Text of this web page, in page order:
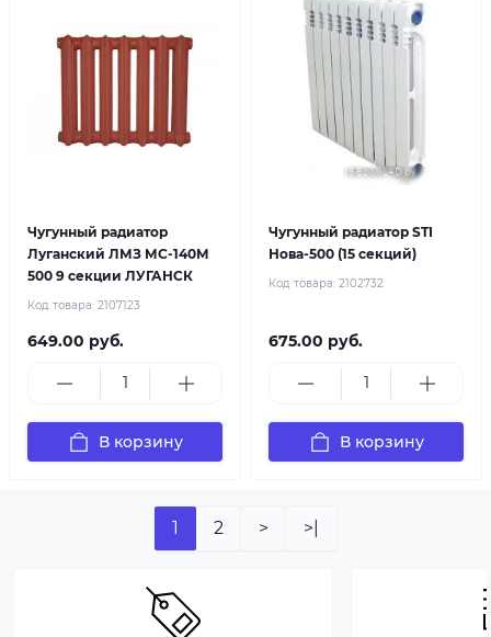
Чугунный радиатор
Луганский ЛМЗ МС-140М
500 9 секции ЛУГАНСК
Код товара: 2107123
649.00 руб.
В корзину
Чугунный радиатор STI
Нова-500 (15 секций)
Код товара: 2102732
675.00 руб.
В корзину
1 2 > >|